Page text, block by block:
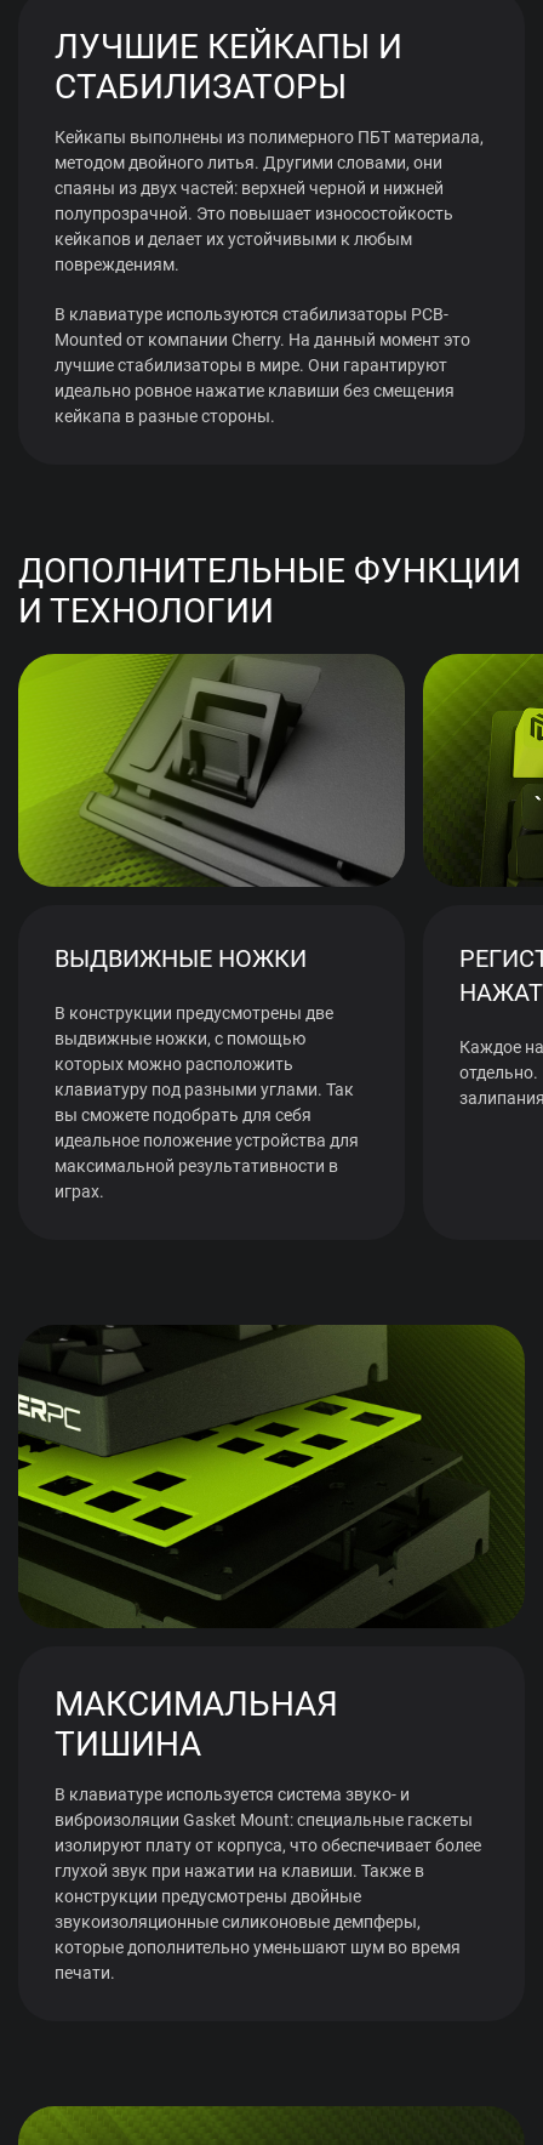
ЛУЧШИЕ КЕЙКАПЫ И
СТАБИЛИЗАТОРЫ
Кейкапы выполнены из полимерного ПБТ материала,
методом двойного литья. Другими словами, они
спаяны из двух частей: верхней черной и нижней
полупрозрачной. Это повышает износостойкость
кейкапов и делает их устойчивыми к любым
повреждениям.
В клавиатуре используются стабилизаторы PCB-
Mounted от компании Cherry. На данный момент это
лучшие стабилизаторы в мире. Они гарантируют
идеально ровное нажатие клавиши без смещения
кейкапа в разные стороны.
ДОПОЛНИТЕЛЬНЫЕ ФУНКЦИИ
И ТЕХНОЛОГИИ
ВЫДВИЖНЫЕ НОЖКИ
В конструкции предусмотрены две
выдвижные ножки, с помощью
которых можно расположить
клавиатуру под разными углами. Так
вы сможете подобрать для себя
идеальное положение устройства для
максимальной результативности в
играх.
Каждое
МАКСИМАЛЬНАЯ
ТИШИНА
В клавиатуре используется система звуко- и
виброизоляции Gasket Mount: специальные гаскеты
изолируют плату от корпуса, что обеспечивает более
глухой звук при нажатии на клавиши. Также в
конструкции предусмотрены двойные
звукоизоляционные силиконовые демпферы,
которые дополнительно уменьшают шум во время
печати.